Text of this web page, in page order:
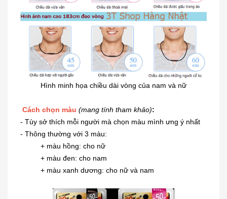
Hình minh họa chiều dài vòng của nam và nữ
Cách chọn màu (mang tính tham khảo):
- Tùy sở thích mỗi người mà chọn màu mình ưng ý nhất
- Thông thường với 3 màu:
+ màu hồng: cho nữ
+ màu đen: cho nam
+ màu xanh dương: cho nữ và nam